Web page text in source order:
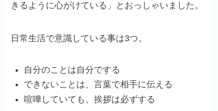
きるように心がけている」とおっしゃいました。
日常生活で意識している事は3つ。
自分のことは自分でする
できないことは、言葉で相手に伝える
喧嘩していても、挨拶は必ずする